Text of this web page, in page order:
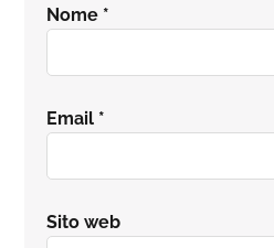
Nome *
Email *
Sito web